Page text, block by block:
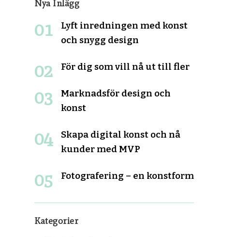
Nya Inlägg
Lyft inredningen med konst
och snygg design
För dig som vill nå ut till fler
Marknadsför design och
konst
Skapa digital konst och nå
kunder med MVP
Fotografering – en konstform
Kategorier